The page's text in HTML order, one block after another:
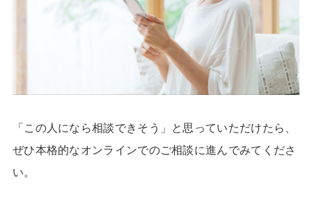
「この人になら相談できそう」と思っていただけたら、
ぜひ本格的なオンラインでのご相談に進んでみてくださ
い。